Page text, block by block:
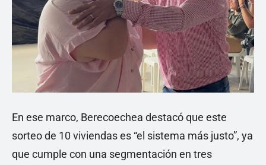
En ese marco, Berecoechea destacó que este
sorteo de 10 viviendas es “el sistema más justo”, ya
que cumple con una segmentación en tres